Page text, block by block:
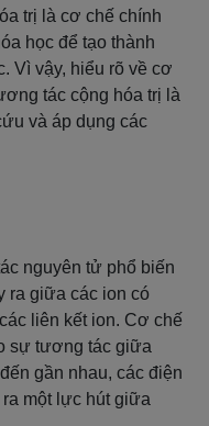
trị là cơ chế chính
học để tạo thành
Vì vậy, hiểu rõ về cơ
tác cộng hóa trị là
và áp dụng các
nguyên tử phổ biến
ra giữa các ion có
liên kết ion. Cơ chế
sự tương tác giữa
gần nhau, các điện
một lực hút giữa